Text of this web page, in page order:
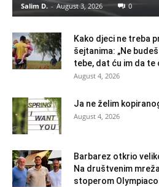
Salim D. - August 3, 2026 0
Kako djeci ne treba
šejtanima: „Ne
tebe, dat ću im da te
August 4, 2026
Ja ne želim
August 4, 2026
Barbarez otkrio
Na društvenim
stoperom